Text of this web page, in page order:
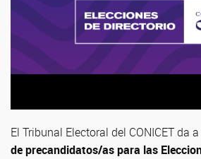
El Tribunal Electoral del CONICET da
de precandidatos/as para las